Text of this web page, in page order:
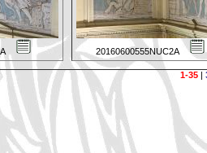
20160600555NUC2A
1-35|